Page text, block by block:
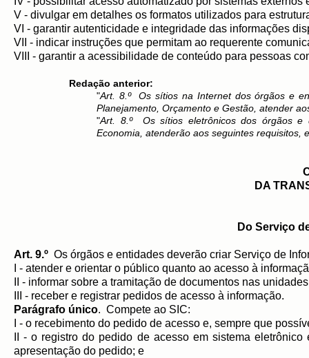
V - divulgar em detalhes os formatos utilizados para
VI - garantir autenticidade e integridade das informações
VII - indicar instruções que permitam ao requerente
VIII - garantir a acessibilidade de conteúdo para pessoas
Redação anterior:
"Art. 8.º Os sítios na Internet dos órgãos e
Planejamento, Orçamento e Gestão, atender
"Art. 8.ºOs sítios eletrônicos dos órgãos e
Economia, atenderão aos seguintes
DA
Do Serviço
Art. 9.º Os órgãos e entidades deverão criar Serviço de
I - atender e orientar o público quanto ao acesso à
II - informar sobre a tramitação de documentos nas
III - receber e registrar pedidos de acesso à informação.
Parágrafo único. Compete ao SIC:
I - o recebimento do pedido de acesso e, sempre que
II - o registro do pedido de acesso em sistema
apresentação do pedido; e